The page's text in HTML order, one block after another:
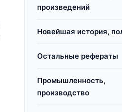
произведений
Новейшая история,
Остальные рефераты
Промышленность,
производство